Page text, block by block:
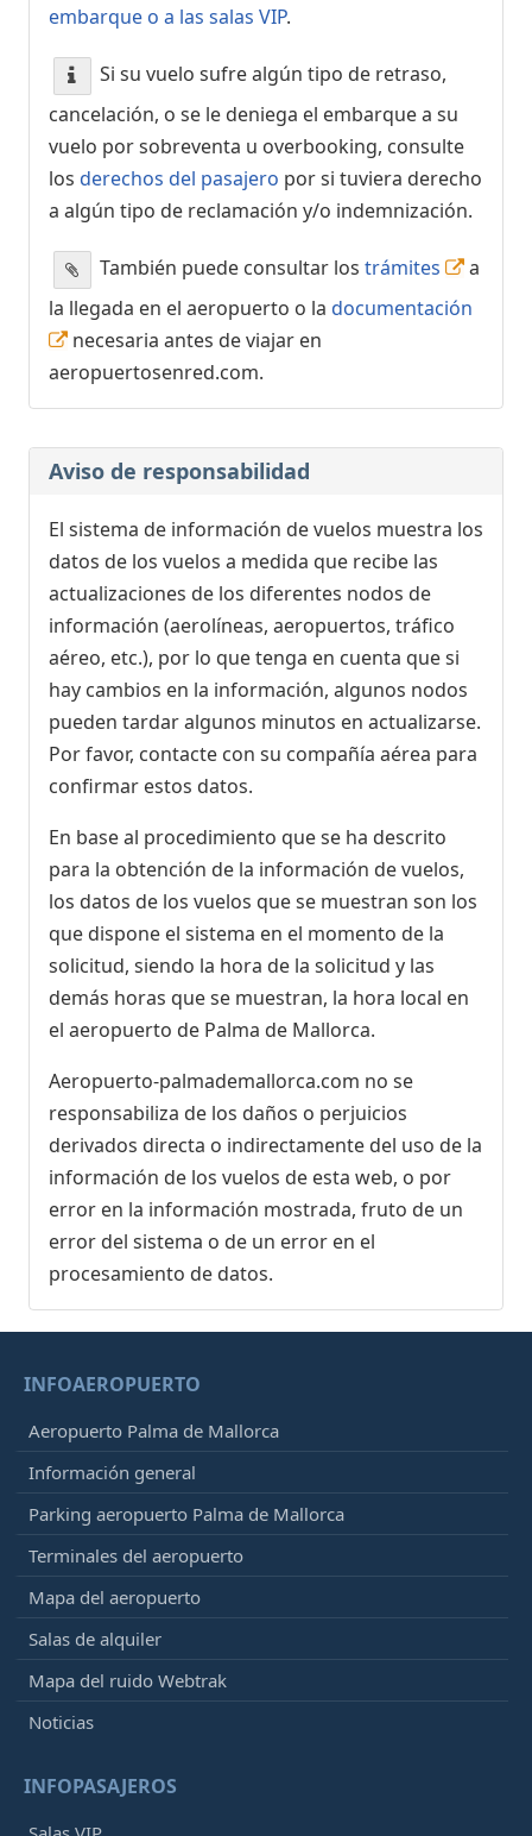
embarque o a las salas VIP.
Si su vuelo sufre algún tipo de retraso,
cancelación, o se le deniega el embarque a su
vuelo por sobreventa u overbooking, consulte
los derechos del pasajero por si tuviera derecho
a algún tipo de reclamación y/o indemnización.
También puede consultar los trámites
a
la llegada en el aeropuerto o la documentación
necesaria antes de viajar en
aeropuertosenred.com.
Aviso de responsabilidad
El sistema de información de vuelos muestra los
datos de los vuelos a medida que recibe las
actualizaciones de los diferentes nodos de
información (aerolíneas, aeropuertos, tráfico
aéreo, etc.), por lo que tenga en cuenta que si
hay cambios en la información, algunos nodos
pueden tardar algunos minutos en actualizarse.
Por favor, contacte con su compañía aérea para
confirmar estos datos.
En base al procedimiento que se ha descrito
para la obtención de la información de vuelos,
los datos de los vuelos que se muestran son los
que dispone el sistema en el momento de la
solicitud, siendo la hora de la solicitud y las
demás horas que se muestran, la hora local en
el aeropuerto de Palma de Mallorca.
Aeropuerto-palmademallorca.com no se
responsabiliza de los daños o perjuicios
derivados directa o indirectamente del uso de la
información de los vuelos de esta web, o por
error en la información mostrada, fruto de un
error del sistema o de un error en el
procesamiento de datos.
INFOAEROPUERTO
Aeropuerto Palma de Mallorca
Información general
Parking aeropuerto Palma de Mallorca
Terminales del aeropuerto
Mapa del aeropuerto
Salas de alquiler
Mapa del ruido Webtrak
Noticias
INFOPASAJEROS